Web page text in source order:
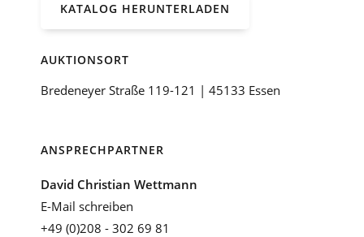
KATALOG HERUNTERLADEN
AUKTIONSORT
Bredeneyer Straße 119-121 | 45133 Essen
ANSPRECHPARTNER
David Christian Wettmann
E-Mail schreiben
+49 (0)208 - 302 69 81